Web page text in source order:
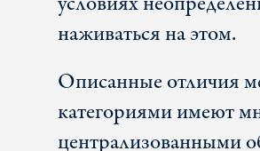
наживаться на этом.
Описанные отличия
категориями имеют
централизованными